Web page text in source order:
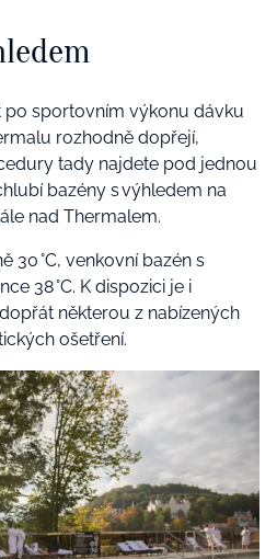
sportovním výkonu dávku
rozhodně dopřejí,
tady najdete pod jednou
bazény s výhledem na
nad Thermalem.
30 °C, venkovní bazén s
38 °C. K dispozici je i
některou z nabízených
ošetření.